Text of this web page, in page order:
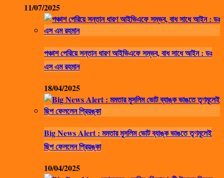
11/07/2025
পঞ্চাশ পেরিয়ে সন্তান ধারণ আইভিএফে সম্ভব, বাধ সাধে আইন : ডঃ
এস এম রহমান
18/04/2025
Big News Alert : মমতার মুসলিম ভোট ব্যাঙ্ক ভাঙতে তৃণমূলেই
ছিপ ফেললেন প্রিয়ঙ্কা
10/04/2025